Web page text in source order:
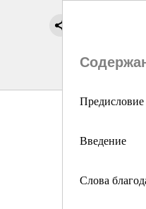
Предисловие
Введение
Слова